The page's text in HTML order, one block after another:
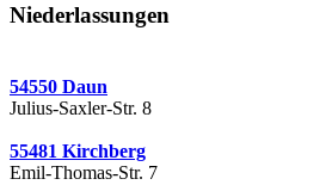
Niederlassungen
54550 Daun
Julius-Saxler-Str. 8
55481 Kirchberg
Emil-Thomas-Str. 7